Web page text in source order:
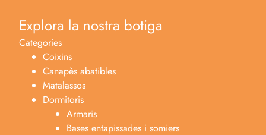
Explora la nostra botiga
Categories
Coixins
Canapès abatibles
Matalassos
Dormitoris
Armaris
Bases entapissades i somiers